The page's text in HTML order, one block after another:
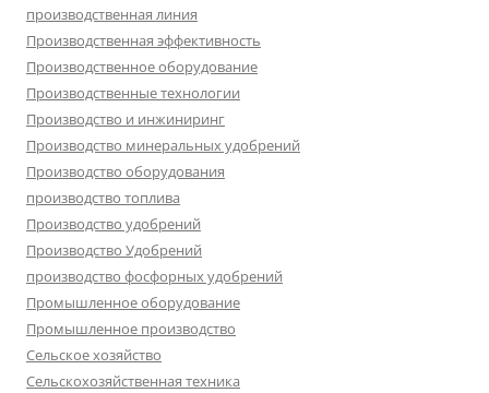
производственная линия
Производственная эффективность
Производственное оборудование
Производственные технологии
Производство и инжиниринг
Производство минеральных удобрений
Производство оборудования
производство топлива
Производство удобрений
Производство Удобрений
производство фосфорных удобрений
Промышленное оборудование
Промышленное производство
Сельское хозяйство
Сельскохозяйственная техника